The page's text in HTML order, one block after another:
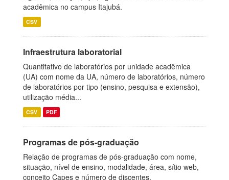
acadêmica no campus Itajubá.
CSV
Infraestrutura laboratorial
Quantitativo de laboratórios por unidade acadêmica
(UA) com nome da UA, número de laboratórios, número
de laboratórios por tipo (ensino, pesquisa e extensão),
utilização média...
CSV PDF
Programas de pós-graduação
Relação de programas de pós-graduação com nome,
situação, nível de ensino, modalidade, área, sítio web,
conceito Capes e número de discentes.